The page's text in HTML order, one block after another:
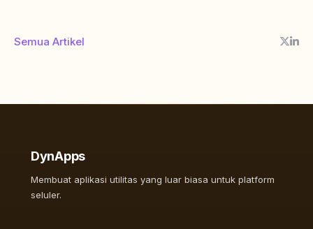
Semua Artikel
DynApps
Membuat aplikasi utilitas yang luar biasa untuk platform
seluler.